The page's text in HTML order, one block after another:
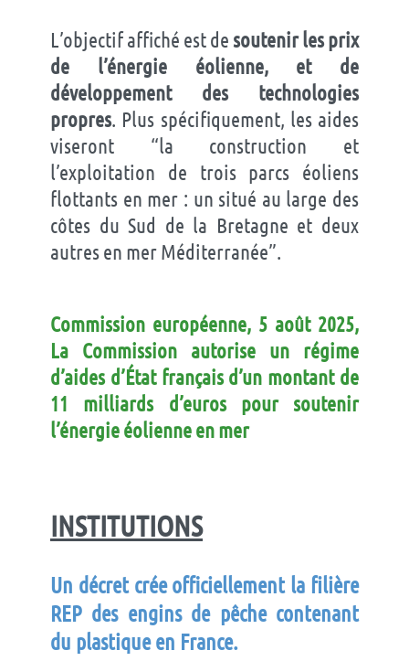
L’objectif affiché est de soutenir les prix
de l’énergie éolienne, et de
développement des technologies
propres. Plus spécifiquement, les aides
viseront “la construction et
l’exploitation de trois parcs éoliens
flottants en mer : un situé au large des
côtes du Sud de la Bretagne et deux
autres en mer Méditerranée”.
Commission européenne, 5 août 2025,
La Commission autorise un régime
d’aides d’État français d’un montant de
11 milliards d’euros pour soutenir
l’énergie éolienne en mer
INSTITUTIONS
Un décret crée officiellement la filière
REP des engins de pêche contenant
du plastique en France.